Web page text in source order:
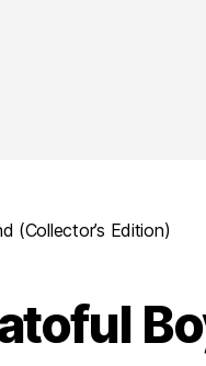
(Collector’s Edition)